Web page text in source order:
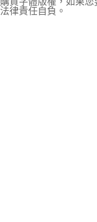
法律責任自負。